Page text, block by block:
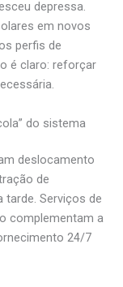
depressa.
em novos
perfis de
é claro: reforçar
do sistema
deslocamento
de
Serviços de
complementam a
24/7